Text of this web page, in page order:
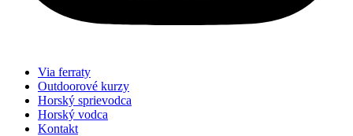
Via ferraty
Outdoorové kurzy
Horský sprievodca
Horský vodca
Kontakt